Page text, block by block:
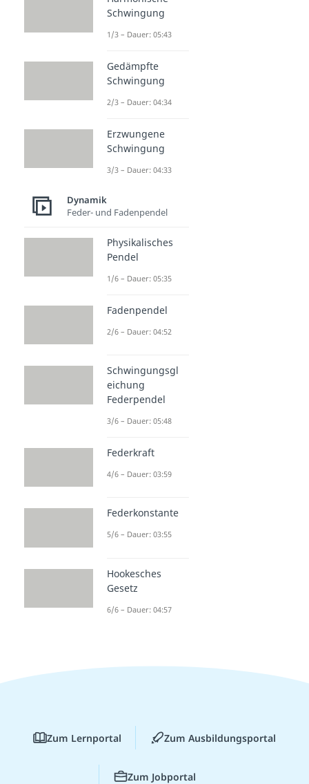
Schwingung
1/3 – Dauer: 05:43
Gedämpfte
Schwingung
2/3 – Dauer: 04:34
Erzwungene
Schwingung
3/3 – Dauer: 04:33
Dynamik
Feder- und Fadenpendel
Physikalisches
Pendel
1/6 – Dauer: 05:35
Fadenpendel
2/6 – Dauer: 04:52
Schwingungsgl
eichung
Federpendel
3/6 – Dauer: 05:48
Federkraft
4/6 – Dauer: 03:59
Federkonstante
5/6 – Dauer: 03:55
Hookesches
Gesetz
6/6 – Dauer: 04:57
Zum Lernportal Zum Ausbildungsportal
Zum Jobportal